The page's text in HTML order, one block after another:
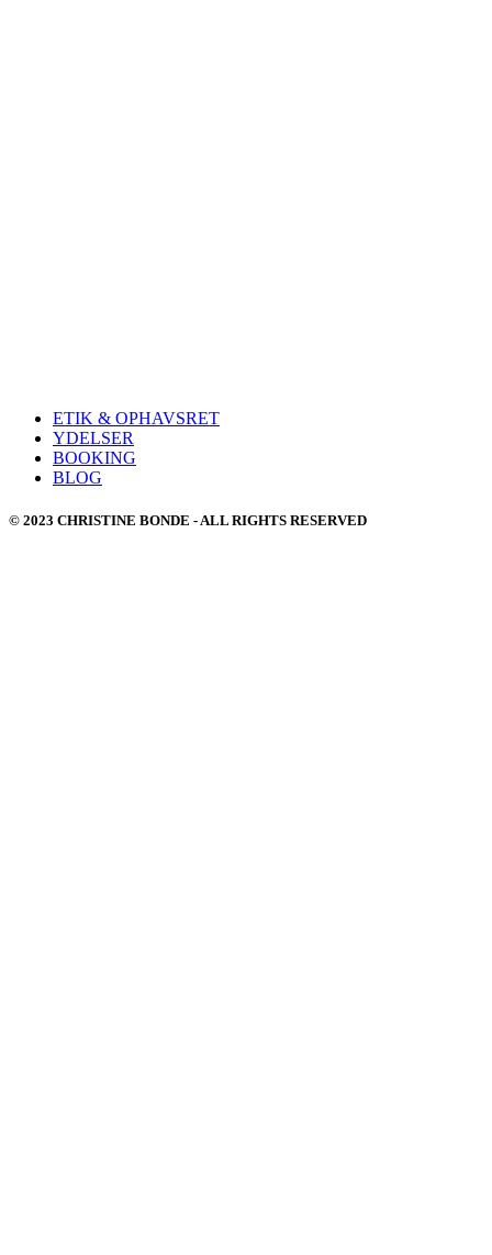
ETIK & OPHAVSRET
YDELSER
BOOKING
BLOG
© 2023 CHRISTINE BONDE - ALL RIGHTS RESERVED